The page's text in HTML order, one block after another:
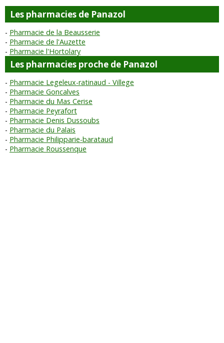
Les pharmacies de Panazol
Pharmacie de la Beausserie
Pharmacie de l'Auzette
Pharmacie l'Hortolary
Les pharmacies proche de Panazol
Pharmacie Legeleux-ratinaud - Villege
Pharmacie Goncalves
Pharmacie du Mas Cerise
Pharmacie Peyrafort
Pharmacie Denis Dussoubs
Pharmacie du Palais
Pharmacie Philipparie-barataud
Pharmacie Roussenque